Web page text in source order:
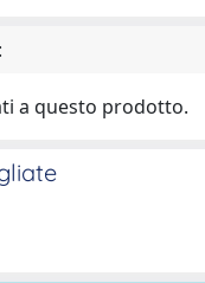
a questo prodotto.